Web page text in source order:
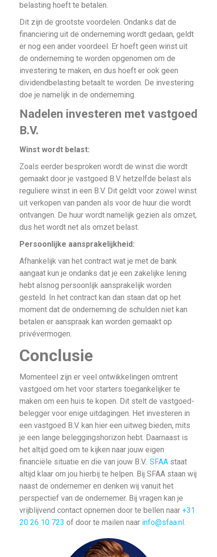
belasting hoeft te betalen.
Dit zijn de grootste voordelen. Ondanks dat de
financiering uit de onderneming wordt gedaan, geldt
er nog een ander voordeel. Er hoeft geen winst uit
de onderneming te worden opgenomen om de
investering te maken, en dus hoeft er ook geen
dividendbelasting betaalt te worden. De investering
doe je namelijk in de onderneming.
Nadelen investeren met vastgoed
B.V.
Winst wordt belast:
Zoals eerder besproken wordt de winst die wordt
gemaakt door je vastgoed B.V. hetzelfde belast als
reguliere winst in een B.V. Dit geldt voor zowel winst
uit verkopen van panden als voor de huur die wordt
ontvangen. De huur wordt namelijk gezien als omzet,
dus het wordt net als omzet belast.
Persoonlijke aansprakelijkheid:
Afhankelijk van het contract wat je met de bank
aangaat kun je ondanks dat je een zakelijke lening
hebt alsnog persoonlijk aansprakelijk worden
gesteld. In het contract kan dan staan dat op het
moment dat de onderneming de schulden niet kan
betalen er aanspraak kan worden gemaakt op
privévermogen.
Conclusie
Momenteel zijn er veel ontwikkelingen omtrent
vastgoed om het voor starters toegankelijker te
maken om een huis te kopen. Dit stelt de vastgoed-
belegger voor enige uitdagingen. Het investeren in
een vastgoed B.V. kan hier een uitweg bieden, mits
je een lange beleggingshorizon hebt. Daarnaast is
het altijd goed om te kijken naar jouw eigen
financiële situatie en die van jouw B.V.. SFAA staat
altijd klaar om jou hierbij te helpen. Bij SFAA staan wij
naast de ondernemer en denken wij vanuit het
perspectief van de ondernemer. Bij vragen kan je
vrijblijvend contact opnemen door te bellen naar +31
20 26 10 723 of door te mailen naar info@sfaa.nl .